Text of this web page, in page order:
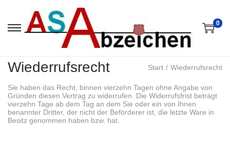
S
k
i
a
v
i
g
a
S
k
i
o
n
t
e
n
0
Wiederrufsrecht Start / Wiederrufsrecht
Sie haben das Recht, binnen vierzehn Tagen ohne Angabe von
Gründen diesen Vertrag zu widerrufen. Die Widerrufsfrist beträgt
vierzehn Tage ab dem Tag an dem Sie oder ein von Ihnen
benannter Dritter, der nicht der Beförderer ist, die letzte Ware in
Besitz genommen haben bzw. hat.